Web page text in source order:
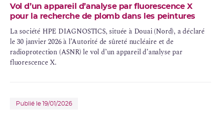
Vol d’un appareil d’analyse par fluorescence X
pour la recherche de plomb dans les peintures
La société HPE DIAGNOSTICS, située à Douai (Nord), a déclaré
le 30 janvier 2026 à l’Autorité de sûreté nucléaire et de
radioprotection (ASNR) le vol d’un appareil d’analyse par
fluorescence X.
Publié le 19/01/2026